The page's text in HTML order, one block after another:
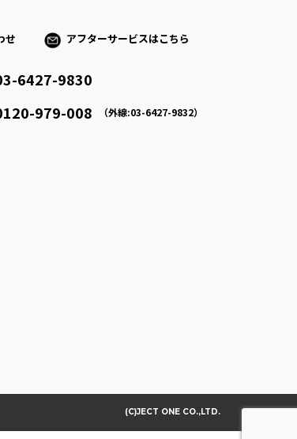
せ アフターサービスはこちら
6427-9830
979-008 （外線:03-6427-9832）
(C)JECT ONE CO.,LTD.